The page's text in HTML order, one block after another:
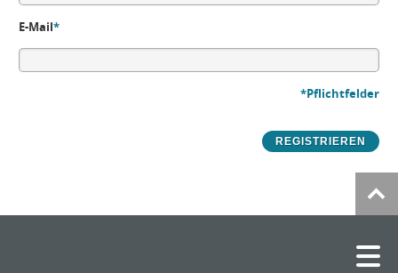
E-Mail*
*Pflichtfelder